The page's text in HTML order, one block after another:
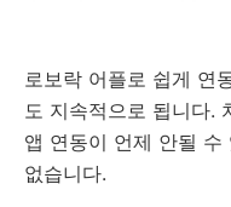
로보락 어플로 쉽게 연
도 지속적으로 됩니다.
앱 연동이 언제 안될 수
없습니다.